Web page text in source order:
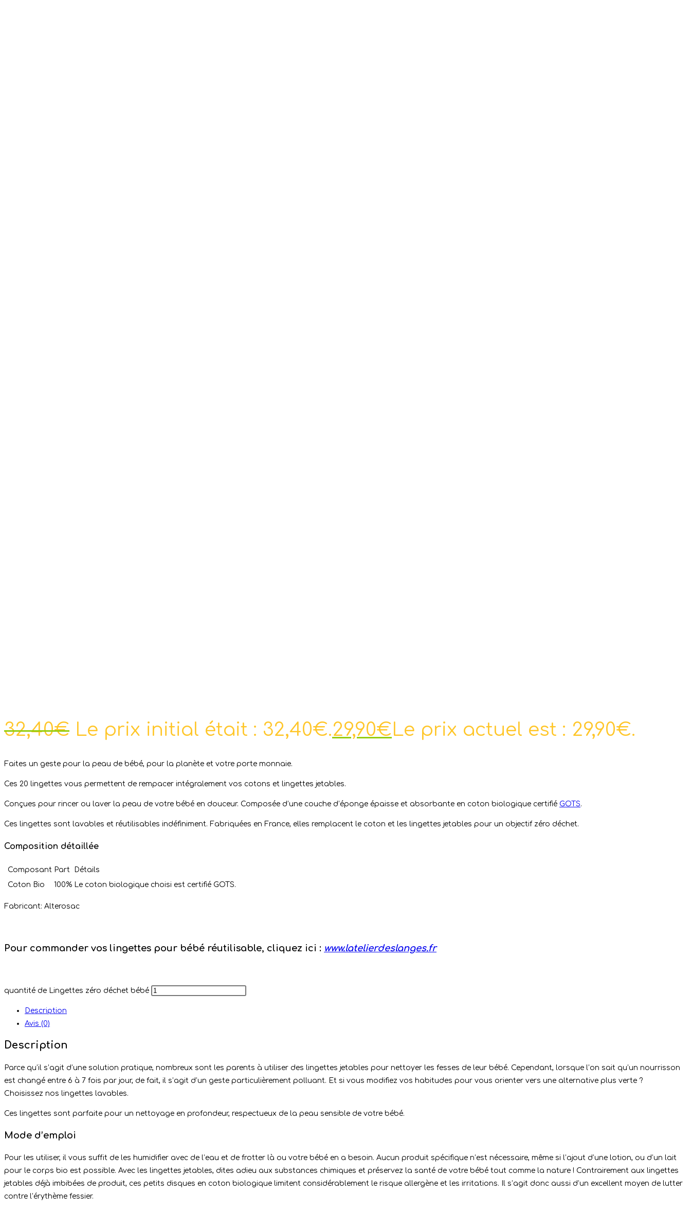
32,40€ Le prix initial était : 32,40€.29,90€ Le prix actuel est : 29,90€.
Faites un geste pour la peau de bébé, pour la planète et votre porte monnaie.
Ces 20 lingettes vous permettent de rempacer intégralement vos cotons et lingettes jetables.
Conçues pour rincer ou laver la peau de votre bébé en douceur. Composée d’une couche d’éponge épaisse et absorbante en coton biologique certifié GOTS.
Ces lingettes sont lavables et réutilisables indéfiniment. Fabriquées en France, elles remplacent le coton et les lingettes jetables pour un objectif zéro déchet.
Composition détaillée
Composant Part
Détails
Coton Bio
100% Le coton biologique choisi est certifié GOTS.
Fabricant: Alterosac
Pour commander vos lingettes pour bébé réutilisable, cliquez ici : www.latelierdeslanges.fr
quantité de Lingettes zéro déchet bébé
Description
Avis (0)
Description
Parce qu’il s’agit d’une solution pratique, nombreux sont les parents à utiliser des lingettes jetables pour nettoyer les fesses de leur bébé. Cependant, lorsque l’on sait qu’un nourrisson
est changé entre 6 à 7 fois par jour, de fait, il s’agit d’un geste particulièrement polluant. Et si vous modifiez vos habitudes pour vous orienter vers une alternative plus verte ?
Choisissez nos lingettes lavables.
Ces lingettes sont parfaite pour un nettoyage en profondeur, respectueux de la peau sensible de votre bébé.
Mode d’emploi
Pour les utiliser, il vous suffit de les humidifier avec de l’eau et de frotter là ou votre bébé en a besoin. Aucun produit spécifique n’est nécessaire, même si l’ajout d’une lotion, ou d’un lait
pour le corps bio est possible. Avec les lingettes jetables, dites adieu aux substances chimiques et préservez la santé de votre bébé tout comme la nature ! Contrairement aux lingettes
jetables déjà imbibées de produit, ces petits disques en coton biologique limitent considérablement le risque allergène et les irritations. Il s’agit donc aussi d’un excellent moyen de lutter
contre l’érythème fessier.